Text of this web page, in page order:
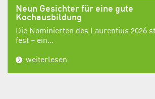
Neun Gesichter für eine gute
Kochausbildung
Die Nominierten des Laurentius 2026
fest – ein...
weiterlesen